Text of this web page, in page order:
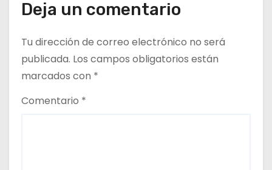
d
a
s
Deja un comentario
Tu dirección de correo electrónico no será
publicada. Los campos obligatorios están
marcados con *
Comentario *